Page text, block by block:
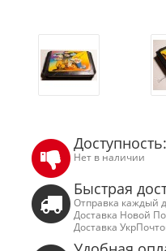
Нет в наличии
Быстрая
Отправка каждый
Доставка Новой
Доставка